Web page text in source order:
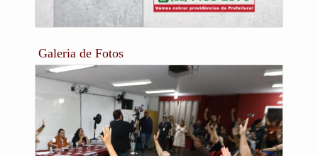
Galeria de Fotos